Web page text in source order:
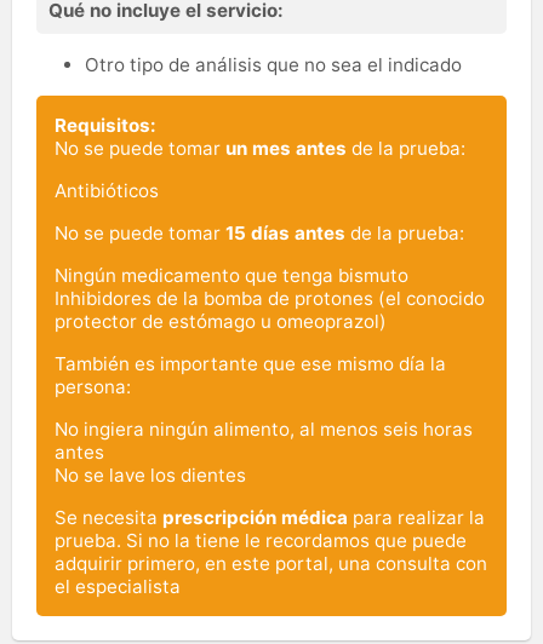
Qué no incluye el servicio:
Otro tipo de análisis que no sea el indicado
Requisitos:
No se puede tomar un mes antes de la prueba:
Antibióticos
No se puede tomar 15 días antes de la prueba:
Ningún medicamento que tenga bismuto
Inhibidores de la bomba de protones (el conocido
protector de estómago u omeoprazol)
También es importante que ese mismo día la
persona:
No ingiera ningún alimento, al menos seis horas
antes
No se lave los dientes
Se necesita prescripción médica para realizar la
prueba. Si no la tiene le recordamos que puede
adquirir primero, en este portal, una consulta con
el especialista